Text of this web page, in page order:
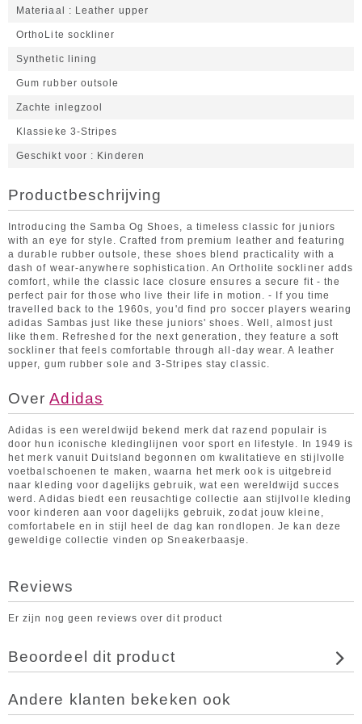
Materiaal Leather upper
OrthoLite sockliner
Synthetic lining
Gum rubber outsole
Zachte inlegzool
Klassieke 3-Stripes
Geschikt voor Kinderen
Productbeschrijving
Introducing the Samba Og Shoes, a timeless classic for juniors
with an eye for style. Crafted from premium leather and featuring
a durable rubber outsole, these shoes blend practicality with a
dash of wear-anywhere sophistication. An Ortholite sockliner adds
comfort, while the classic lace closure ensures a secure fit - the
perfect pair for those who live their life in motion. - If you time
travelled back to the 1960s, you'd find pro soccer players wearing
adidas Sambas just like these juniors' shoes. Well, almost just
like them. Refreshed for the next generation, they feature a soft
sockliner that feels comfortable through all-day wear. A leather
upper, gum rubber sole and 3-Stripes stay classic.
OverAdidas
Adidas is een wereldwijd bekend merk dat razend populair is
door hun iconische kledinglijnen voor sport en lifestyle. In 1949 is
het merk vanuit Duitsland begonnen om kwalitatieve en stijlvolle
voetbalschoenen te maken, waarna het merk ook is uitgebreid
naar kleding voor dagelijks gebruik, wat een wereldwijd succes
werd. Adidas biedt een reusachtige collectie aan stijlvolle kleding
voor kinderen aan voor dagelijks gebruik, zodat jouw kleine,
comfortabele en in stijl heel de dag kan rondlopen. Je kan deze
geweldige collectie vinden op Sneakerbaasje.
Reviews
Er zijn nog geen reviews over dit product
Beoordeel dit product
Andere klanten bekeken ook